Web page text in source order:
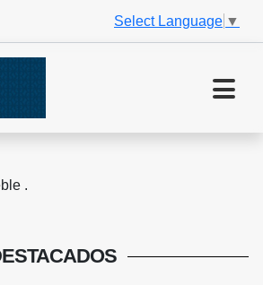
Select Language ▼
.